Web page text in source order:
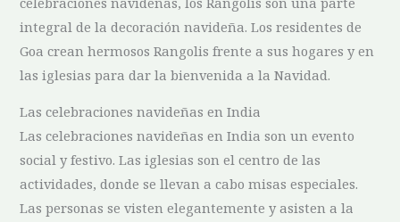
integral de ⁤la decoración navideña. Los residentes ⁤de
⁢Goa crean⁢ hermosos Rangolis frente‌ a sus hogares y en
las iglesias para dar ​la bienvenida a la Navidad.
Las celebraciones navideñas ‌en ​India
Las celebraciones navideñas‌ en India son un evento
‌social ⁢y‍ festivo. Las iglesias son ​el centro de las
actividades, donde se llevan a cabo misas especiales.
Las personas se visten elegantemente‌ y asisten a ⁣la